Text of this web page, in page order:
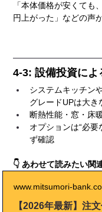
「本体価格が安くて
円上がった」などの声
4-3: 設備投資に
システムキッチン
グレードUPは大き
断熱性能・窓・床
オプションは“必
ず確認
👇 あわせて読みたい関
www.mitsumori-